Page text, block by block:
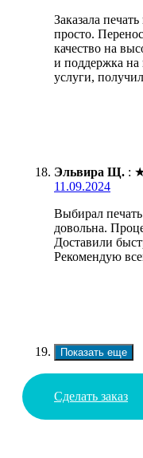
Заказала
просто.
качество на
и поддержка
услуги,
Эльвира Щ. :
11.09.2024
Выбирал
довольна.
Доставили
Рекомендую
Показать еще
Сделать заказ